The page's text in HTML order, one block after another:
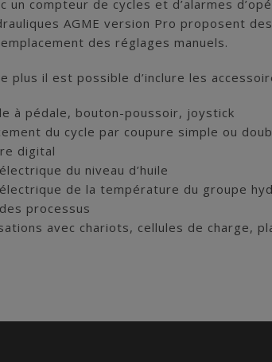
un compteur de cycles et d’alarmes
AGME version Pro proposent
des réglages manuels.
plus il est possible d’inclure les
à pédale, bouton-poussoir, joystick
du cycle par coupure simple ou
digital
du niveau d’huile
de la température du groupe
processus
avec chariots, cellules de charge,